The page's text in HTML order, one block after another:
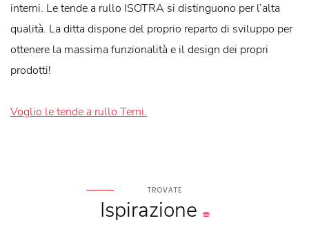
interni. Le tende a rullo ISOTRA si distinguono per l’alta
qualità. La ditta dispone del proprio reparto di sviluppo per
ottenere la massima funzionalità e il design dei propri
prodotti!
Voglio le tende a rullo Terni.
TROVATE
Ispirazione